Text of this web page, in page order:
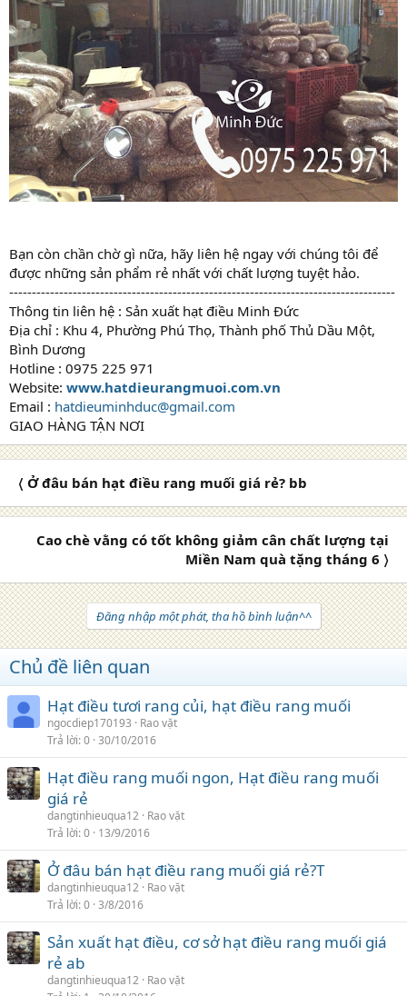
Bạn còn chần chờ gì nữa, hãy liên hệ ngay với chúng tôi để
được những sản phẩm rẻ nhất với chất lượng tuyệt hảo.
-------------------------------------------------------------------------------------
Thông tin liên hệ : Sản xuất hạt điều Minh Đức
Địa chỉ : Khu 4, Phường Phú Thọ, Thành phố Thủ Dầu Một,
Bình Dương
Hotline : 0975 225 971
Website: www.hatdieurangmuoi.com.vn
Email : hatdieuminhduc@gmail.com
GIAO HÀNG TẬN NƠI
〈 Ở đâu bán hạt điều rang muối giá rẻ? bb
Cao chè vằng có tốt không giảm cân chất lượng tại
Miền Nam quà tặng tháng 6 〉
Đăng nhập một phát, tha hồ bình luận^^
Chủ đề liên quan
Hạt điều tươi rang củi, hạt điều rang muối
ngocdiep170193
Rao vặt
Trả lời 0 30/10/2016
Hạt điều rang muối ngon, Hạt điều rang muối
giá rẻ
dangtinhieuqua12 Rao vặt
Trả lời 0 13/9/2016
Ở đâu bán hạt điều rang muối giá rẻ?T
dangtinhieuqua12 Rao vặt
Trả lời 0 3/8/2016
Sản xuất hạt điều, cơ sở hạt điều rang muối giá
rẻ ab
dangtinhieuqua12 Rao vặt